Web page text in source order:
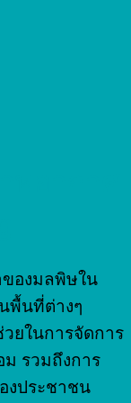
องมลพิษใน
พื้นที่ต่างๆ
ยในการจัดการ
รวมถึงการ
งประชาชน